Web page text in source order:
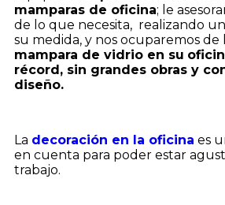
mamparas de oficina; le
de lo que necesita, realizando
su medida, y nos ocuparemos de
mampara de vidrio en su
récord, sin grandes obras y
diseño.
La decoración en la oficina es
en cuenta para poder estar
trabajo.